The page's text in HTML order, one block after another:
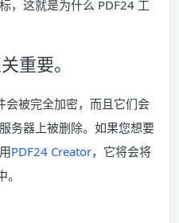
，这就是为什么 PDF24 工
重要。
会被完全加密，而且它们会
务器上被删除。如果您想要
PDF24 Creator，它将会将